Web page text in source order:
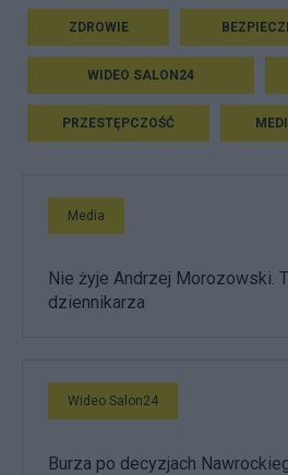
ZDROWIE
WIDEO SALON24
PRZESTĘPCZOŚĆ
Media
Nie żyje Andrzej Morozowski.
dziennikarza
Wideo Salon24
Burza po decyzjach